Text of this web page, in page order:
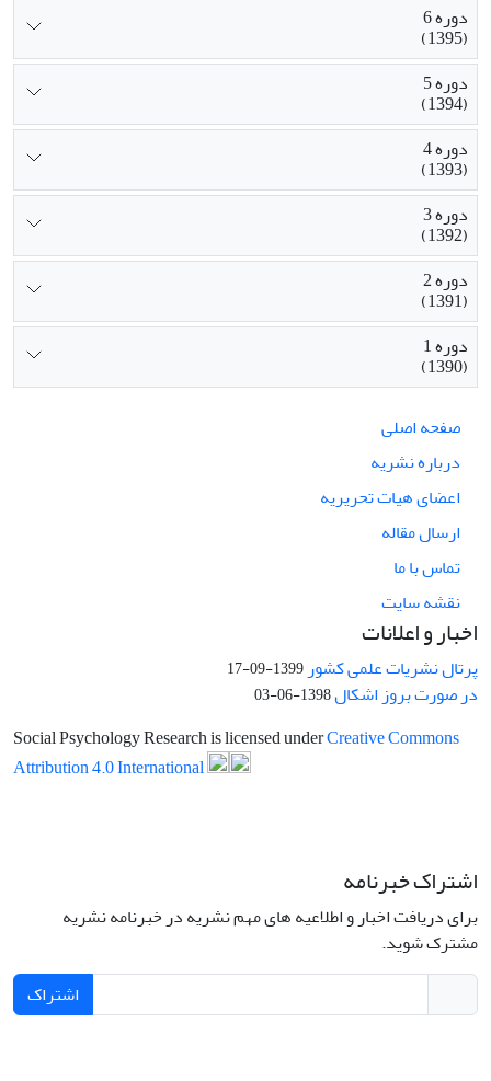
دوره 6
(1395)
دوره 5
(1394)
دوره 4
(1393)
دوره 3
(1392)
دوره 2
(1391)
دوره 1
(1390)
صفحه اصلی
درباره نشریه
اعضای هیات تحریریه
ارسال مقاله
تماس با ما
نقشه سایت
اخبار و اعلانات
پرتال نشریات علمی کشور1399-09-17
در صورت بروز اشکال1398-06-03
Social Psychology Research is licensed underCreative Commons
Attribution 4.0 International
اشتراک خبرنامه
برای دریافت اخبار و اطلاعیه های مهم نشریه در خبرنامه نشریه
مشترک شوید.
اشتراک